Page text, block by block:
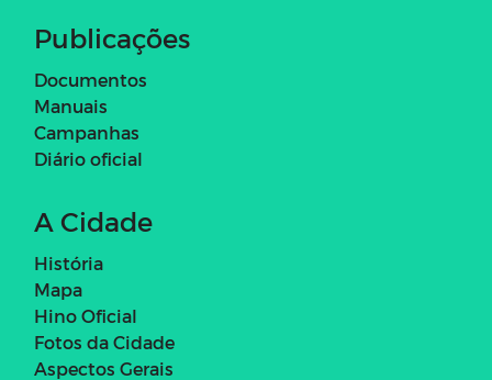
Publicações
Documentos
Manuais
Campanhas
Diário oficial
A Cidade
História
Mapa
Hino Oficial
Fotos da Cidade
Aspectos Gerais